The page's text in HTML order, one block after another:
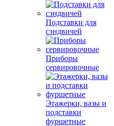
Подставки для
сэндвичей
Приборы
сервировочные
Этажерки, вазы и
подставки
фуршетные